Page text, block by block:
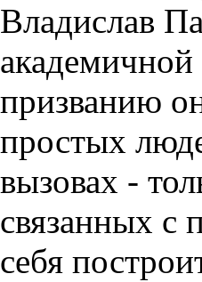
Владислав
академичной
призванию
простых
вызовах -
связанных с
себя